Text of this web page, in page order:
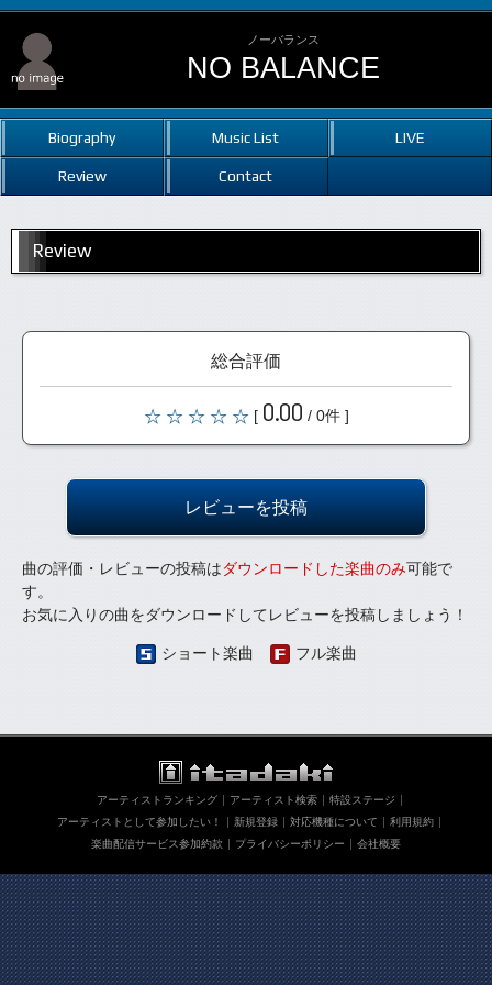
ノーバランス
NO BALANCE
Biography Music List LIVE
Review Contact
Review
総合評価
[ 0.00 / 0件 ]
レビューを投稿
曲の評価・レビューの投稿はダウンロードした楽曲のみ可能で
す。
お気に入りの曲をダウンロードしてレビューを投稿しましょう！
ショート楽曲 フル楽曲
アーティストランキング アーティスト検索
特設ステージ
アーティストとして参加したい！
新規登録 対応機種について
利用規約
楽曲配信サービス参加約款
プライバシーポリシー 会社概要